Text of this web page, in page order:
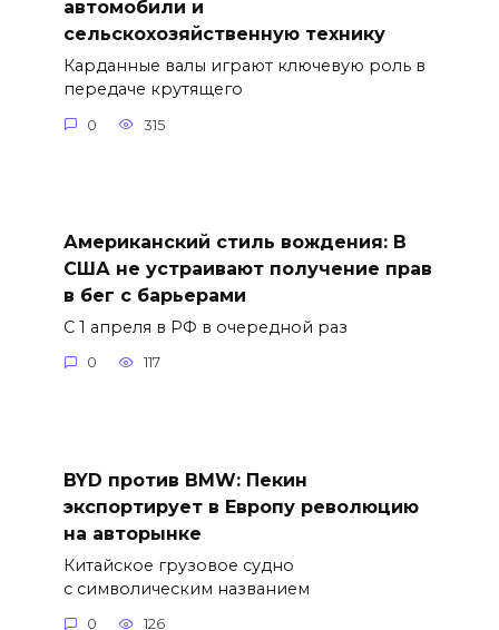
автомобили и
сельскохозяйственную технику
Карданные валы играют ключевую роль в
передаче крутящего
0 315
Американский стиль вождения: В
США не устраивают получение прав
в бег с барьерами
С 1 апреля в РФ в очередной раз
0 117
BYD против BMW: Пекин
экспортирует в Европу революцию
на авторынке
Китайское грузовое судно
с символическим названием
0 126